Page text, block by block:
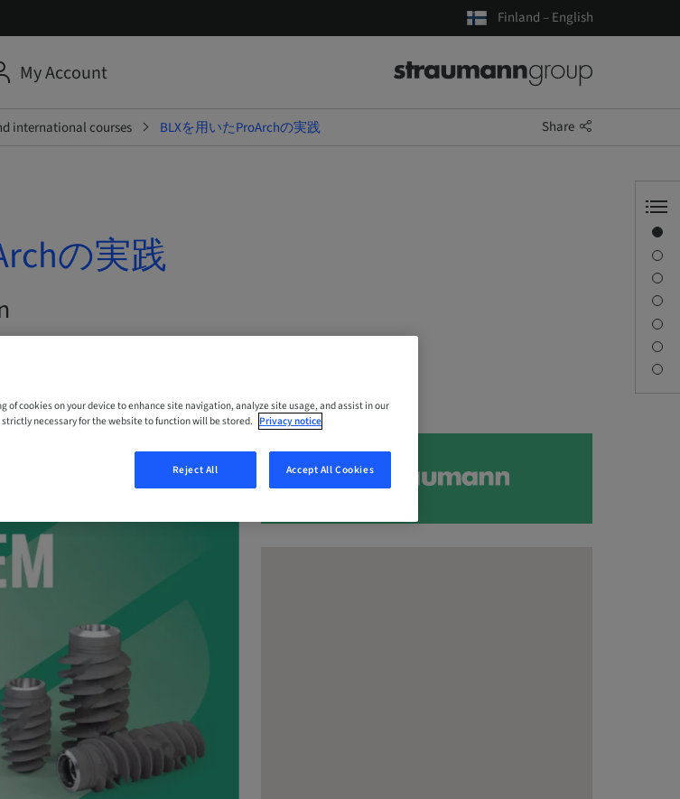
Finland – English
My Account
international courses BLXを用いたProArchの実践 Share
の実践
of cookies on your device to enhance site navigation, analyze site usage, and assist in our
necessary for the website to function will be stored. Privacy notice
Reject All Accept All Cookies